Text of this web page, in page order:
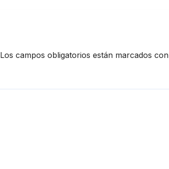
Los campos obligatorios están marcados con